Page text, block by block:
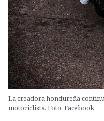
La creadora hondureña
motociclista. Foto: Facebook